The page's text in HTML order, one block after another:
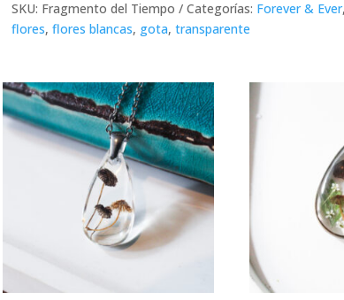
SKU: Fragmento del Tiempo Categorías: Forever & Ever,
flores, flores blancas, gota, transparente